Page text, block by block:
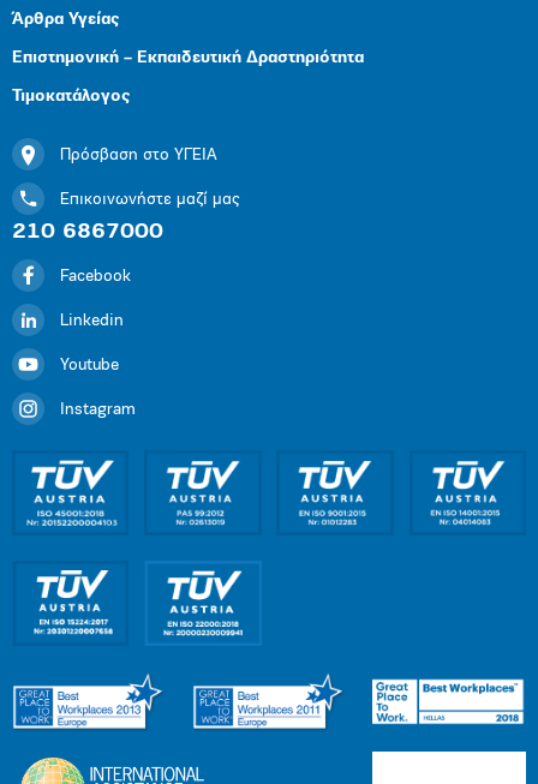
Άρθρα Υγείας
Επιστημονική – Εκπαιδευτική Δραστηριότητα
Τιμοκατάλογος
Πρόσβαση στο ΥΓΕΙΑ
Επικοινωνήστε μαζί μας
210 6867000
Facebook
Linkedin
Youtube
Instagram